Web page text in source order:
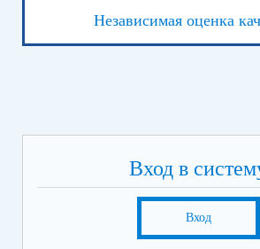
Независимая оценка
Вход в
Вход